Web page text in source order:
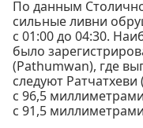
По данным
сильные ливни
с 01:00 до 04:30.
было
(Pathumwan), где
следуют
с 96,5
с 91,5